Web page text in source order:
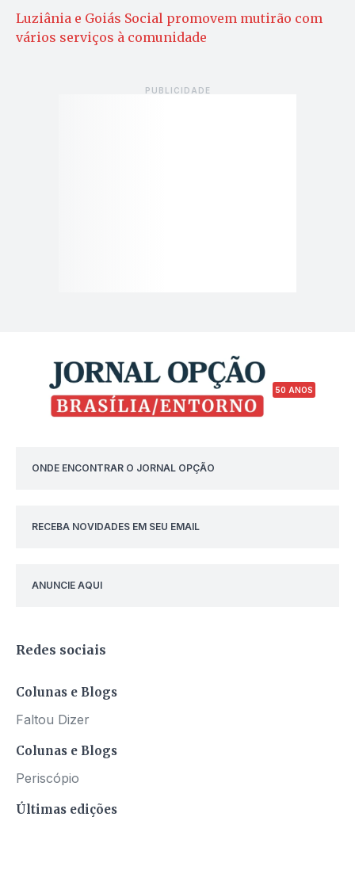
Luziânia e Goiás Social promovem mutirão com
vários serviços à comunidade
50 ANOS
ONDE ENCONTRAR O JORNAL OPÇÃO
RECEBA NOVIDADES EM SEU EMAIL
ANUNCIE AQUI
Redes sociais
Colunas e Blogs
Faltou Dizer
Colunas e Blogs
Periscópio
Últimas edições